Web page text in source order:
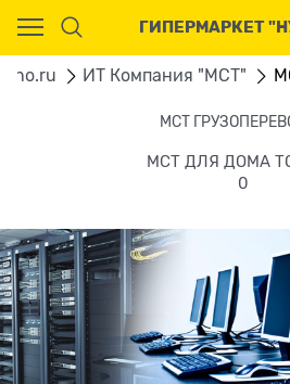
ГИПЕРМАРКЕТ
ИТ Компания "МСТ"
МСТ
МСТ ДЛЯ ДОМА
0
Ваш город - Москва,
угадали?
ДА НЕТ